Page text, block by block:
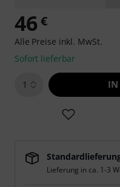
46 €
Alle Preise inkl. MwSt.
Sofort lieferbar
1 IN
Lieferung in ca. 1-3